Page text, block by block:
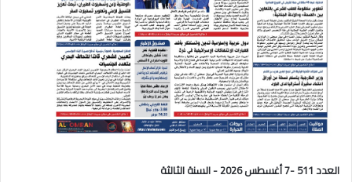
العدد 511 -7 أغسطس 2026 - السنة الثالثة